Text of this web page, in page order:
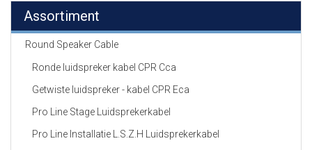
Assortiment
Round Speaker Cable
Ronde luidspreker kabel CPR Cca
Getwiste luidspreker - kabel CPR Eca
Pro Line Stage Luidsprekerkabel
Pro Line Installatie L.S.Z.H Luidsprekerkabel